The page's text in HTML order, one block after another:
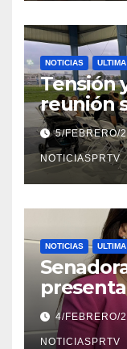
NOTICIAS
Tensión
reunión
Reparto
5/FEBRERO/
NOTICIASPRTV
NOTICIAS
4/FEBRERO/
NOTICIASPRTV